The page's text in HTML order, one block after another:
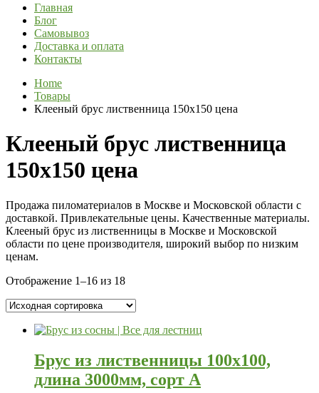
Главная
Блог
Самовывоз
Доставка и оплата
Контакты
Home
Товары
Клееный брус лиственница 150х150 цена
Клееный брус лиственница
150х150 цена
Продажа пиломатериалов в Москве и Московской области с
доставкой. Привлекательные цены. Качественные материалы.
Клееный брус из лиственницы в Москве и Московской
области по цене производителя, широкий выбор по низким
ценам.
Отображение 1–16 из 18
Брус из лиственницы 100х100,
длина 3000мм, сорт А